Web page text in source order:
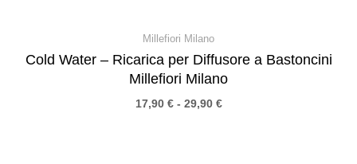
Millefiori Milano
Cold Water – Ricarica per Diffusore a Bastoncini
Millefiori Milano
17,90 € - 29,90 €